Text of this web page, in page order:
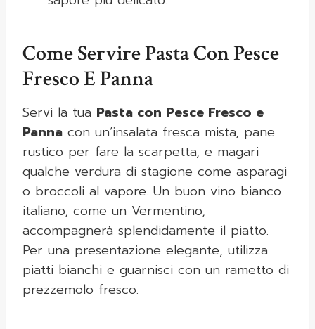
Come Servire Pasta Con Pesce
Fresco E Panna
Servi la tua Pasta con Pesce Fresco e
Panna con un’insalata fresca mista, pane
rustico per fare la scarpetta, e magari
qualche verdura di stagione come asparagi
o broccoli al vapore. Un buon vino bianco
italiano, come un Vermentino,
accompagnerà splendidamente il piatto.
Per una presentazione elegante, utilizza
piatti bianchi e guarnisci con un rametto di
prezzemolo fresco.